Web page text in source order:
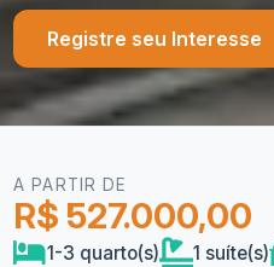
Registre seu Interesse
A PARTIR DE
R$ 527.000,00
1-3 quarto(s) 1 suíte(s)